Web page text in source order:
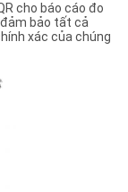
cho báo cáo đo
bảo tất cả
xác của chúng